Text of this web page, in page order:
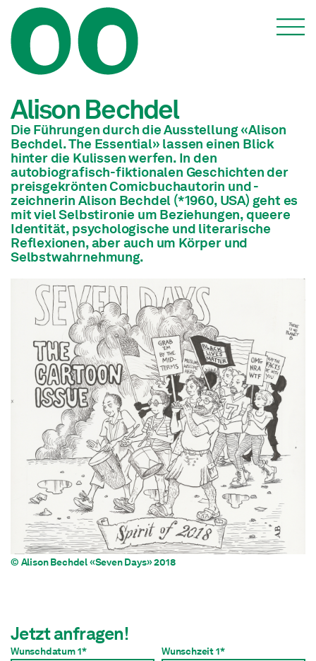
Vermittlung: Schulen & Universitäten
Alison Bechdel
Die Führungen durch die Ausstellung «Alison
Bechdel. The Essential» lassen einen Blick
hinter die Kulissen werfen. In den
autobiografisch-fiktionalen Geschichten der
preisgekrönten Comicbuchautorin und -
zeichnerin Alison Bechdel (*1960, USA) geht es
mit viel Selbstironie um Beziehungen, queere
Identität, psychologische und literarische
Reflexionen, aber auch um Körper und
Selbstwahrnehmung.
© Alison Bechdel «Seven Days» 2018
Jetzt anfragen!
Wunschdatum 1* Wunschzeit 1*